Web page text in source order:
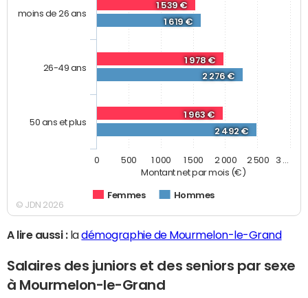
Montant net par mois (€)
1 539 €
1 978 €
1 963 €
1 619 €
2 276 €
2 492 €
Femmes Hommes
moins de 26 ans
26-49 ans
50 ans et plus
0 500 1 000 1 500 2 000 2 500 3 …
© JDN 2026
A lire aussi :ladémographie de Mourmelon-le-Grand
Salaires des juniors et des seniors par sexe
à Mourmelon-le-Grand